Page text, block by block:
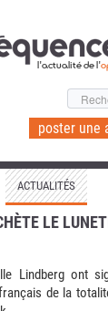
l'actualité de l'
poster une
ACTUALITÉS
LE
Lindberg ont
de la